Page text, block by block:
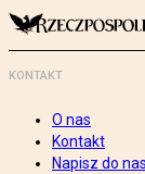
KONTAKT
O nas
Kontakt
Napisz do nas